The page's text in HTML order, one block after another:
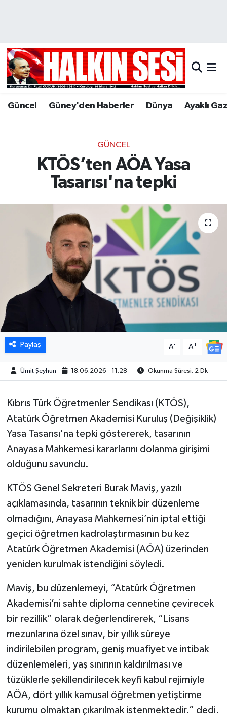
Güncel Güney'den Haberler Dünya Ayaklı
GÜNCEL
KTÖS’ten AÖA Yasa
Tasarısı'na tepki
Paylaş A- A+
Ümit Şeyhun 18.06.2026 - 11:28 Okunma Süresi: 2 Dk
Kıbrıs Türk Öğretmenler Sendikası (KTÖS),
Atatürk Öğretmen Akademisi Kuruluş (Değişiklik)
Yasa Tasarısı'na tepki göstererek, tasarının
Anayasa Mahkemesi kararlarını dolanma girişimi
olduğunu savundu.
KTÖS Genel Sekreteri Burak Maviş, yazılı
açıklamasında, tasarının teknik bir düzenleme
olmadığını, Anayasa Mahkemesi’nin iptal ettiği
geçici öğretmen kadrolaştırmasının bu kez
Atatürk Öğretmen Akademisi (AÖA) üzerinden
yeniden kurulmak istendiğini söyledi.
Maviş, bu düzenlemeyi, “Atatürk Öğretmen
Akademisi’ni sahte diploma cennetine çevirecek
bir rezillik” olarak değerlendirerek, “Lisans
mezunlarına özel sınav, bir yıllık süreye
indirilebilen program, geniş muafiyet ve intibak
düzenlemeleri, yaş sınırının kaldırılması ve
tüzüklerle şekillendirilecek keyfi kabul rejimiyle
AÖA, dört yıllık kamusal öğretmen yetiştirme
kurumu olmaktan çıkarılmak istenmektedir.” dedi.
Hava Durumu
Trafik Durumu
Son Dakika Haberleri